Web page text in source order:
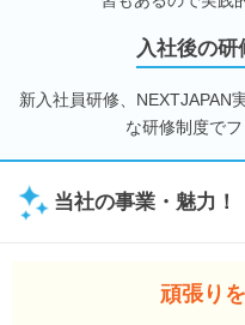
入社後の研
新入社員研修、NEXTJAPAN
な研修制度で
当社の事業・魅力！
頑張り